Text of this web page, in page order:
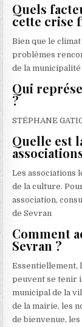
Quels
cette crise
Bien que le
problèmes
de la municipalité
Qui
?
STÉPHANE
Quelle est
Les associations
de la culture.
association,
de Sevran
Comment
Sevran ?
Essentiellement,
peuvent se tenir
municipal de la
de la mairie, les
de bienvenue,